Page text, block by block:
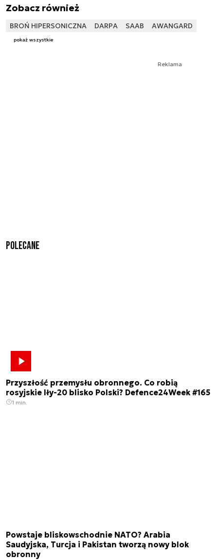
Zobacz również
BROŃ HIPERSONICZNA DARPA SAAB AWANGARD
pokaż wszystkie
Reklama
Polecane
Przyszłość przemysłu obronnego. Co robią
rosyjskie Iły-20 blisko Polski? Defence24Week #165
1 min.
Powstaje bliskowschodnie NATO? Arabia
Saudyjska, Turcja i Pakistan tworzą nowy blok
obronny